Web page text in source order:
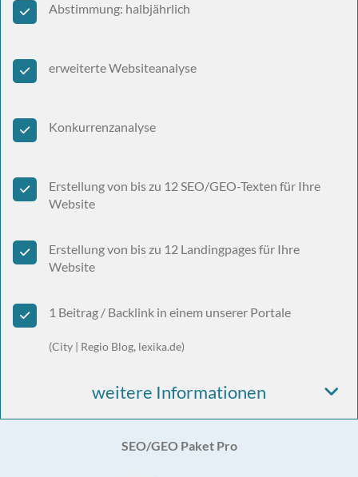
Abstimmung: halbjährlich
erweiterte Websiteanalyse
Konkurrenzanalyse
Erstellung von bis zu 12 SEO/GEO-Texten für Ihre
Website
Erstellung von bis zu 12 Landingpages für Ihre
Website
1 Beitrag / Backlink in einem unserer Portale
(City | Regio Blog, lexika.de)
weitere Informationen
SEO/GEO Paket Pro